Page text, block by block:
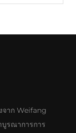
จาก Weifang
รณาการการ